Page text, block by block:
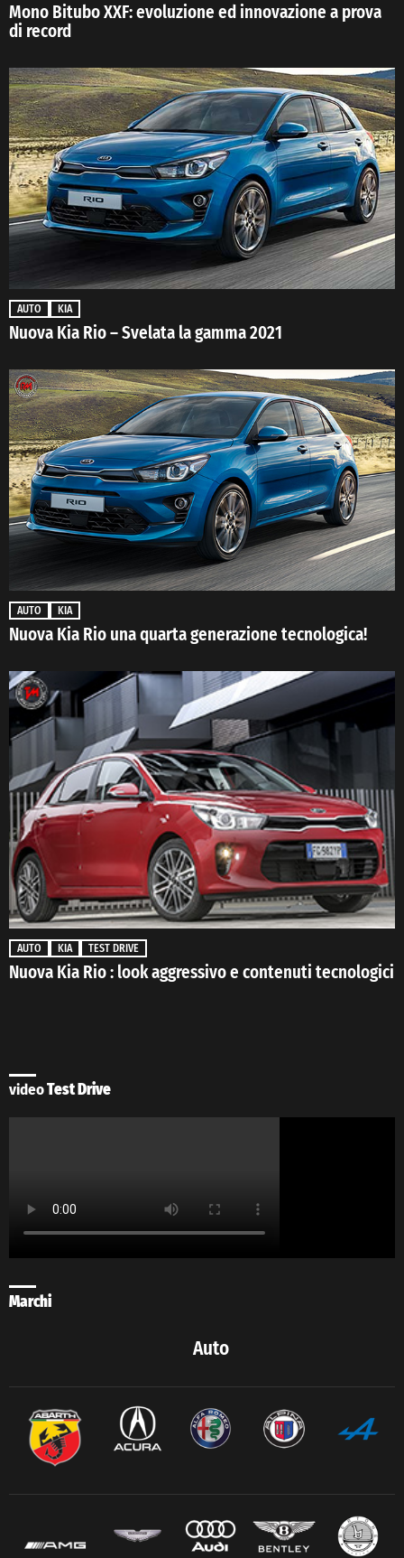
Mono Bitubo XXF: evoluzione ed innovazione a prova
di record
AUTO KIA
Nuova Kia Rio – Svelata la gamma 2021
AUTO KIA
Nuova Kia Rio una quarta generazione tecnologica!
AUTO KIA TEST DRIVE
Nuova Kia Rio : look aggressivo e contenuti tecnologici
videoTest Drive
Marchi
Auto